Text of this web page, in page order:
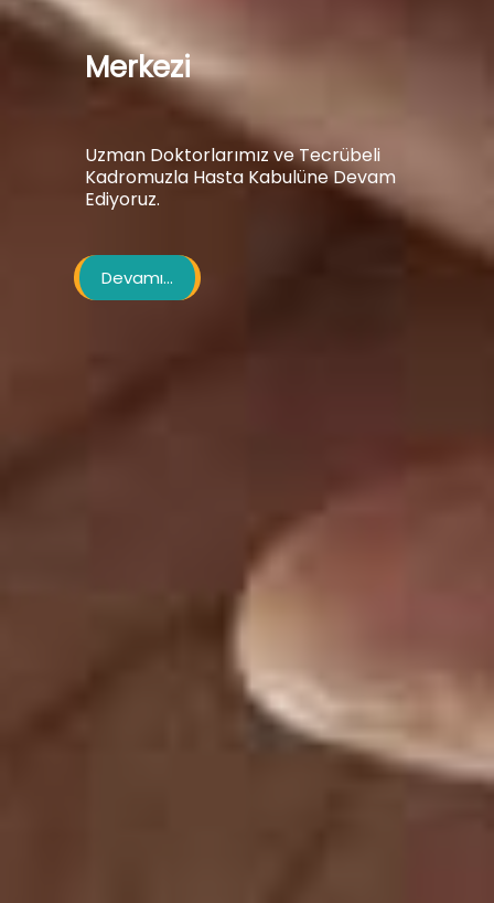
Merkezi
Uzman Doktorlarımız ve Tecrübeli
Kadromuzla Hasta Kabulüne Devam
Ediyoruz.
Devamı...